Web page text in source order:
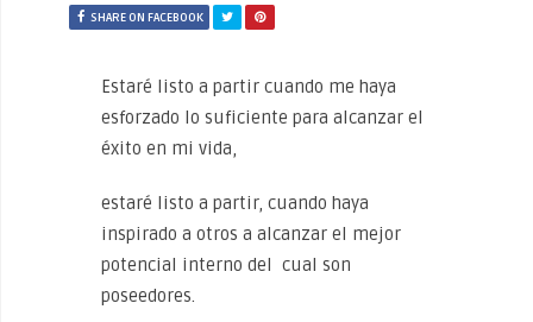
SHARE ON FACEBOOK
Estaré listo a partir cuando me haya
esforzado lo suficiente para alcanzar el
éxito en mi vida,
estaré listo a partir, cuando haya
inspirado a otros a alcanzar el mejor
potencial interno del cual son
poseedores.